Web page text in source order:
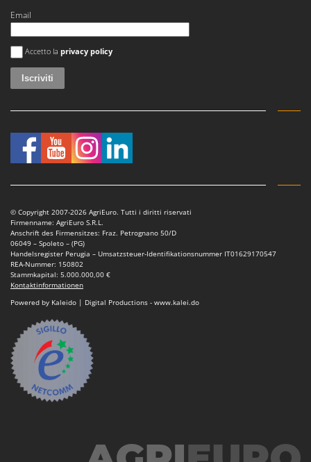
Email
Si è verificato un errore
Accetto la privacy policy
© Copyright 2007-2026 AgriEuro. Tutti i diritti riservati
Firmenname: AgriEuro S.R.L.
Anschrift des Firmensitzes: Fraz. Petrognano 50/D
06049 – Spoleto – (PG)
Handelsregister Perugia – Umsatzsteuer-Identifikationsnummer IT01629170547
REA-Nummer: 150802
Stammkapital: 5.000.000,00 €
Kontaktinformationen
Powered by Kaleido | Digital Productions - www.kalei.do